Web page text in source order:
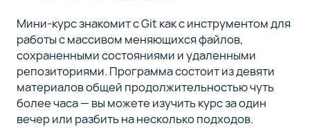
Мини-курс знакомит с Git как с инструментом для
работы с массивом меняющихся файлов,
сохраненными состояниями и удаленными
репозиториями. Программа состоит из девяти
материалов общей продолжительностью чуть
более часа — вы можете изучить курс за один
вечер или разбить на несколько подходов.